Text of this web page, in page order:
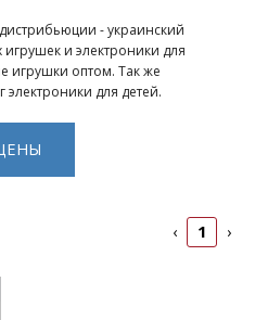
- украинский
и электроники для
игрушки оптом. Так же
электроники для детей.
‹ 1 ›